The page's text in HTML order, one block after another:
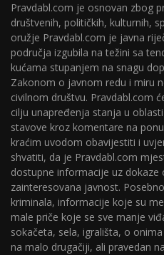
Pravdabl.com je osnovan zbog
društvenih, političkih, kulturnih,
oružje Pravdabl.com je javna
područja izgubila na težini sa
kućama stupanjem na snagu
Zakonom o javnom redu i miru
civilnom društvu. Pravdabl.com
cilju unapređenja stanja u
stavove kroz komentare na
kraćim uvodom obavijestiti i
shvatiti, da je Pravdabl.com
dostupne informacije uz
zainteresovana javnost.
kriminala, informacije koje su
male priče koje se sve manje
sokačeta, sela, igrališta, o
na malo drugačiji, ali pravedan